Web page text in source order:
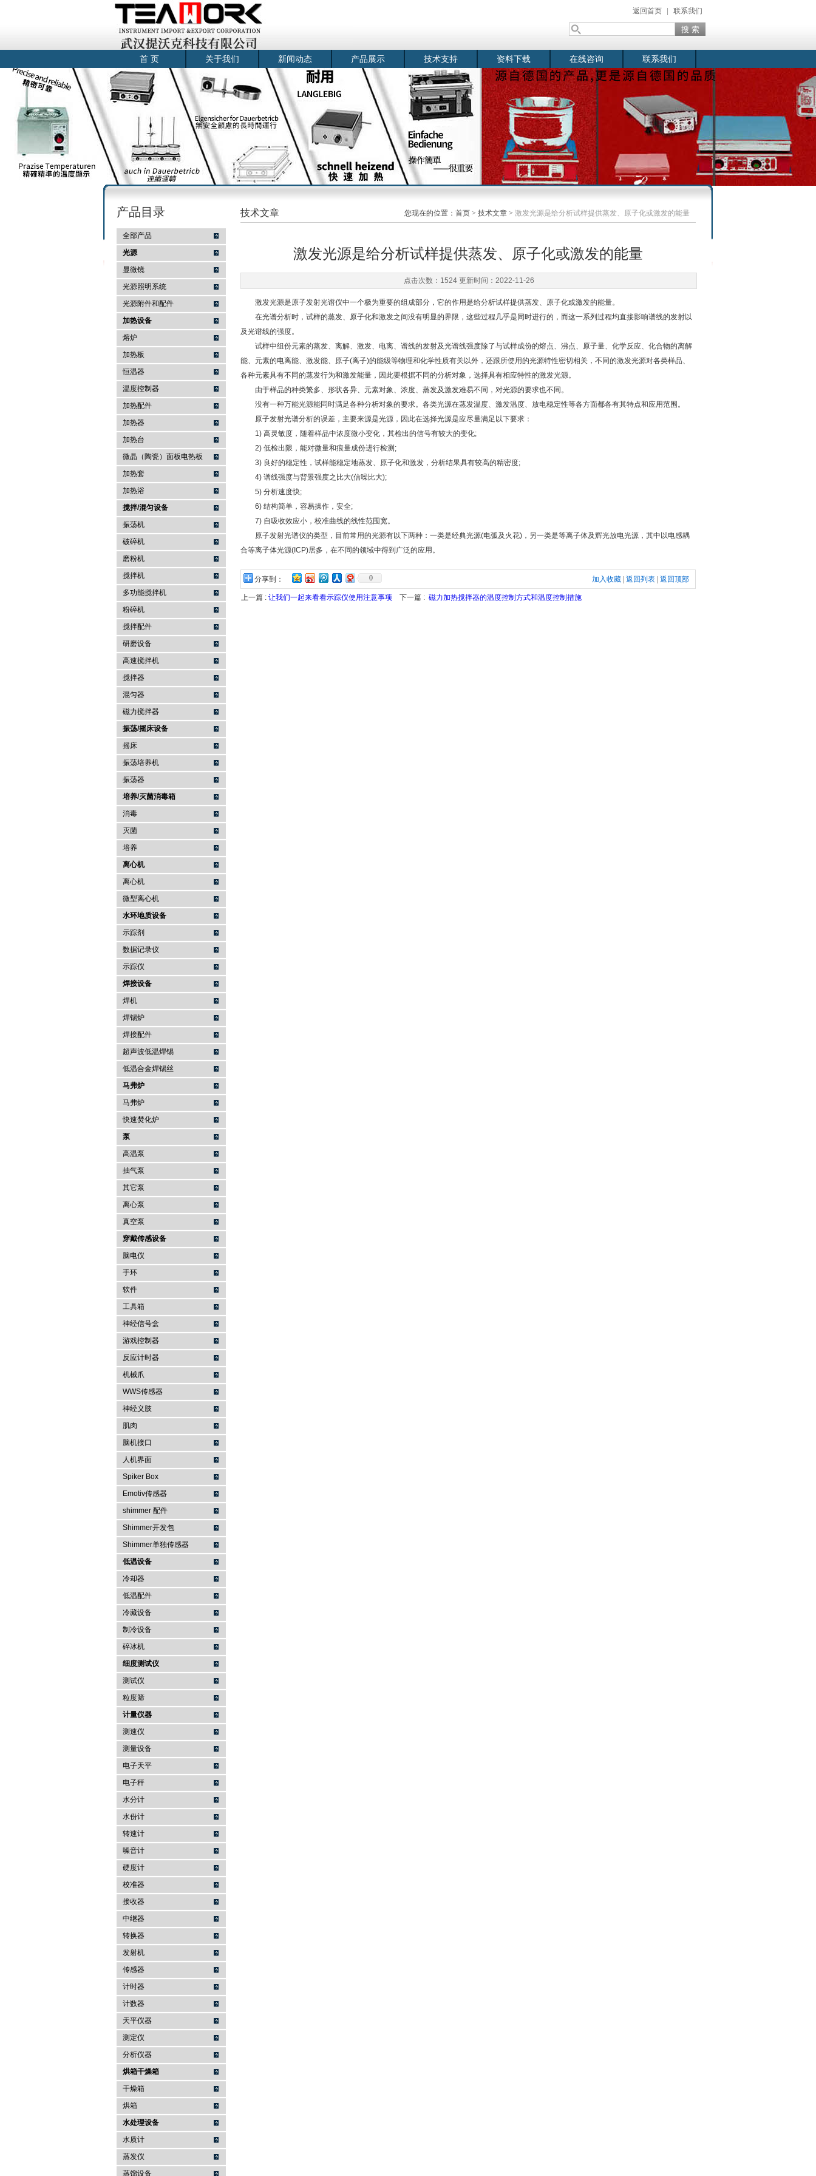
武汉提沃克科技有限公司
返回首页 联系我们
首 页 关于我们 新闻动态 产品展示 技术支持 资料下载 在线咨询 联系我们
产品目录
全部产品
光源
显微镜
光源照明系统
光源附件和配件
加热设备
熔炉
加热板
恒温器
温度控制器
加热配件
加热器
加热台
微晶（陶瓷）面板电热板
加热套
加热浴
搅拌/混匀设备
振荡机
破碎机
磨粉机
搅拌机
多功能搅拌机
粉碎机
搅拌配件
研磨设备
高速搅拌机
搅拌器
混匀器
磁力搅拌器
振荡/摇床设备
摇床
振荡培养机
振荡器
培养/灭菌消毒箱
消毒
灭菌
培养
离心机
离心机
微型离心机
水环地质设备
示踪剂
数据记录仪
示踪仪
焊接设备
焊机
焊锡炉
焊接配件
超声波低温焊锡
低温合金焊锡丝
马弗炉
马弗炉
快速焚化炉
泵
高温泵
抽气泵
其它泵
离心泵
真空泵
穿戴传感设备
脑电仪
手环
软件
工具箱
神经信号盒
游戏控制器
反应计时器
机械爪
WWS传感器
神经义肢
肌肉
脑机接口
人机界面
Spiker Box
Emotiv传感器
shimmer 配件
Shimmer开发包
Shimmer单独传感器
低温设备
冷却器
低温配件
冷藏设备
制冷设备
碎冰机
细度测试仪
测试仪
粒度筛
计量仪器
测速仪
测量设备
电子天平
电子秤
水分计
水份计
转速计
噪音计
硬度计
校准器
接收器
中继器
转换器
发射机
传感器
计时器
计数器
天平仪器
测定仪
分析仪器
烘箱干燥箱
干燥箱
烘箱
水处理设备
水质计
蒸发仪
蒸馏设备
技术文章 您现在的位置： 首页 > 技术文章 > 激发光源是给分析试样提供蒸发、原子化或激发的能量
激发光源是给分析试样提供蒸发、原子化或激发的能量
点击次数：1524 更新时间：2022-11-26
激发光源是原子发射光谱仪中一个极为重要的组成部分，它的作用是给分析试样提供蒸发、原子化或激发的能量。
在光谱分析时，试样的蒸发、原子化和激发之间没有明显的界限，这些过程几乎是同时进行的，而这一系列过程均直接影响谱线的发射以
及光谱线的强度。
试样中组份元素的蒸发、离解、激发、电离、谱线的发射及光谱线强度除了与试样成份的熔点、沸点、原子量、化学反应、化合物的离解
能、元素的电离能、激发能、原子(离子)的能级等物理和化学性质有关以外，还跟所使用的光源特性密切相关，不同的激发光源对各类样品、
各种元素具有不同的蒸发行为和激发能量，因此要根据不同的分析对象，选择具有相应特性的激发光源。
由于样品的种类繁多、形状各异、元素对象、浓度、蒸发及激发难易不同，对光源的要求也不同。
没有一种万能光源能同时满足各种分析对象的要求。各类光源在蒸发温度、激发温度、放电稳定性等各方面都各有其特点和应用范围。
原子发射光谱分析的误差，主要来源是光源，因此在选择光源是应尽量满足以下要求：
1) 高灵敏度，随着样品中浓度微小变化，其检出的信号有较大的变化;
2) 低检出限，能对微量和痕量成份进行检测;
3) 良好的稳定性，试样能稳定地蒸发、原子化和激发，分析结果具有较高的精密度;
4) 谱线强度与背景强度之比大(信噪比大);
5) 分析速度快;
6) 结构简单，容易操作，安全;
7) 自吸收效应小，校准曲线的线性范围宽。
原子发射光谱仪的类型，目前常用的光源有以下两种：一类是经典光源(电弧及火花)，另一类是等离子体及辉光放电光源，其中以电感耦
合等离子体光源(ICP)居多，在不同的领域中得到广泛的应用。
分享到： 0 加入收藏 返回列表 返回顶部
上一篇 : 让我们一起来看看示踪仪使用注意事项 下一篇 : 磁力加热搅拌器的温度控制方式和温度控制措施